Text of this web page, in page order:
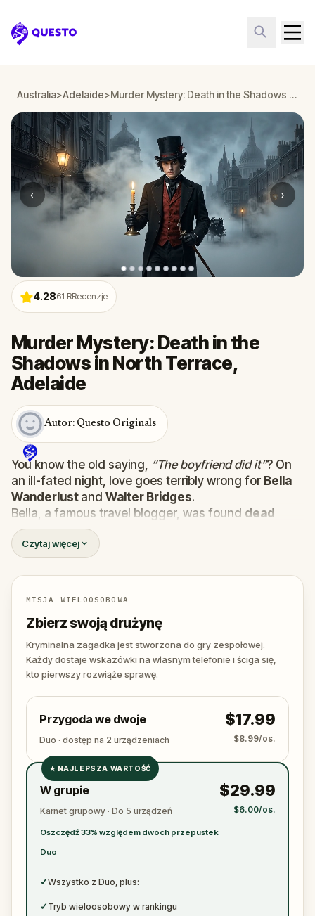
Questo
Australia>Adelaide> Murder Mystery: Death in the Shadows in North Terrace, Adelaide
‹ ›
4.2861 RRecenzje
Murder Mystery: Death in the
Shadows in North Terrace,
Adelaide
Autor: Questo Originals
You know the old saying, “The boyfriend did it”? On
an ill-fated night, love goes terribly wrong for Bella
Wanderlust and Walter Bridges.
Bella, a famous travel blogger, was found dead
during a ghost tour led by the theatrical
Shadows. Now, it’s up to you to uncover the truth.
Was it Walter, the obsessed boyfriend? Percy, the
ghost tour guide with a flair for the dramatic? Or is
someone else hiding in the shadows?
expose the real murderer before they strike
again. Make sure to have your pen and paper
ready to jot down all the crucial evidence.
Czytaj więcej
MISJA WIELOOSOBOWA
Zbierz swoją drużynę
Kryminalna zagadka jest stworzona do gry zespołowej.
Każdy dostaje wskazówki na własnym telefonie i ściga się,
kto pierwszy rozwiąże sprawę.
Przygoda we dwoje
Duo · dostęp na 2 urządzeniach
$17.99
$8.99/os.
✓
✓
★ NAJLEPSZA WARTOŚĆ
W grupie
Karnet grupowy · Do 5 urządzeń
Oszczędź 33% względem dwóch przepustek
Duo
$29.99
$6.00/os.
✓Wszystko z Duo, plus:
✓ Tryb wieloosobowy w rankingu